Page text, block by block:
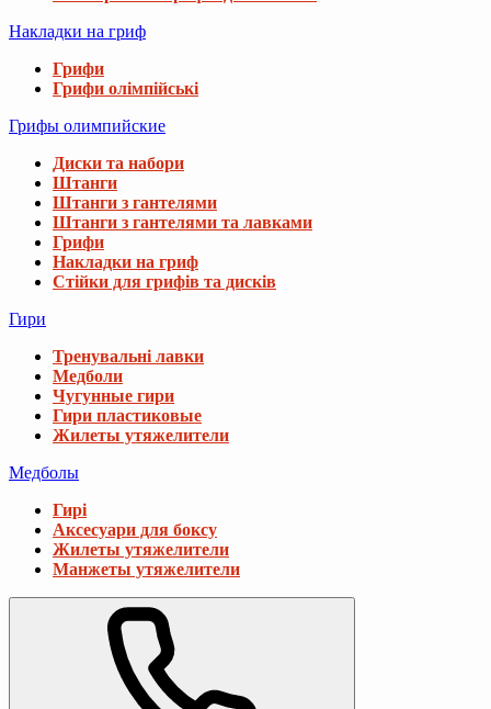
Накладки на гриф
Грифи
Грифи олімпійські
Грифы олимпийские
Диски та набори
Штанги
Штанги з гантелями
Штанги з гантелями та лавками
Грифи
Накладки на гриф
Стійки для грифів та дисків
Гири
Тренувальні лавки
Медболи
Чугунные гири
Гири пластиковые
Жилеты утяжелители
Медболы
Гирі
Аксесуари для боксу
Жилеты утяжелители
Манжеты утяжелители